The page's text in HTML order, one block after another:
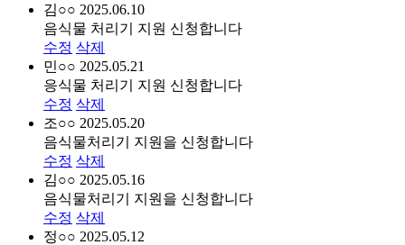
김○○ 2025.06.10
음식물 처리기 지원 신청합니다
수정 삭제
민○○ 2025.05.21
응식물 처리기 지원 신청합니다
수정 삭제
조○○ 2025.05.20
음식물처리기 지원을 신청합니다
수정 삭제
김○○ 2025.05.16
음식물처리기 지원을 신청합니다
수정 삭제
정○○ 2025.05.12